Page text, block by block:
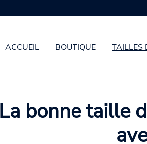
ACCUEIL BOUTIQUE TAILLES
La bonne taille